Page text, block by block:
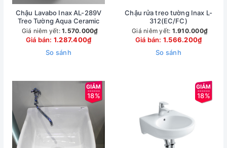
Chậu Lavabo Inax AL-289V
Treo Tường Aqua Ceramic
Giá niêm yết: 1.570.000₫
Giá bán: 1.287.400₫
So sánh
Chậu rửa treo tường Inax L-
312(EC/FC)
Giá niêm yết: 1.910.000₫
Giá bán: 1.566.200₫
So sánh
18% 18%